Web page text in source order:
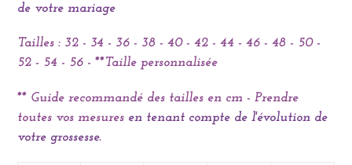
de votre mariage
Tailles : 32 - 34 - 36 - 38 - 40 - 42 - 44 - 46 - 48 - 50 -
52 - 54 - 56 - **Taille personnalisée
** Guide recommandé des tailles en cm - Prendre
toutes vos mesures en tenant compte de l'évolution de
votre grossesse.